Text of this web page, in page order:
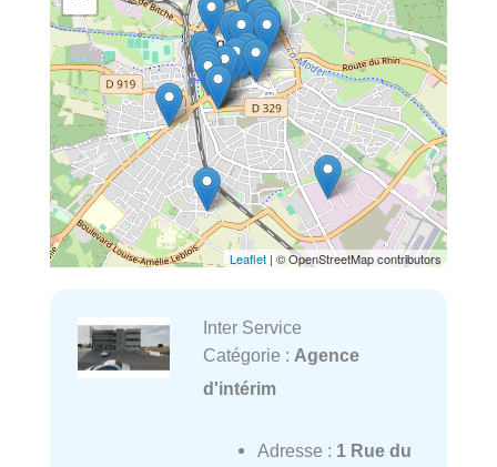
Leaflet | © OpenStreetMap contributors
Inter Service
Catégorie : Agence
d'intérim
Adresse : 1 Rue du